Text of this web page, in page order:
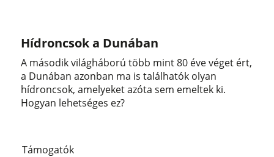
Hídroncsok a Dunában
A második világháború több mint 80 éve véget ért,
a Dunában azonban ma is találhatók olyan
hídroncsok, amelyeket azóta sem emeltek ki.
Hogyan lehetséges ez?
Támogatók